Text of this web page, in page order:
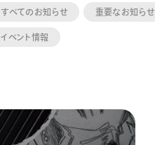
すべてのお知らせ 重要なお知らせ
イベント情報